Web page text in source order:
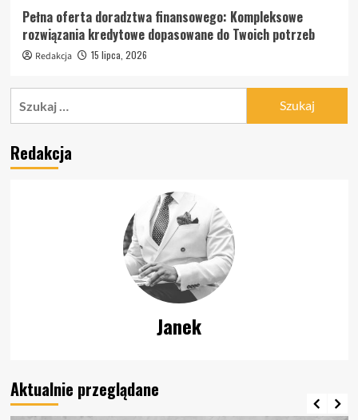
Pełna oferta doradztwa finansowego: Kompleksowe
rozwiązania kredytowe dopasowane do Twoich potrzeb
Redakcja 15 lipca, 2026
Redakcja
Janek
Aktualnie przeglądane